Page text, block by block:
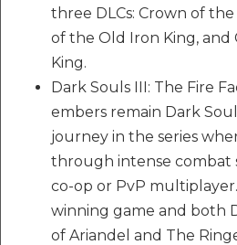
three DLCs: Crown of
of the Old Iron King, and
King.
Dark Souls III: The Fire
embers remain Dark
journey in the series
through intense combat
co-op or PvP
winning game and both
of Ariandel and The